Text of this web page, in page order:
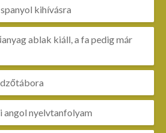
kihívásra
ablak kiáll, a fa pedig már
nyelvtanfolyam